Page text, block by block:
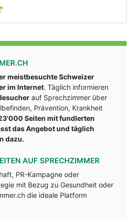
meistbesuchte Schweizer
im Internet. Täglich informieren
auf Sprechzimmer über
Prävention, Krankheit
Seiten mit fundlerten
das Angebot und täglich
dazu.
AUF SPRECHZIMMER
PR-Kampagne oder
mit Bezug zu Gesundheit oder
die ideale Platform